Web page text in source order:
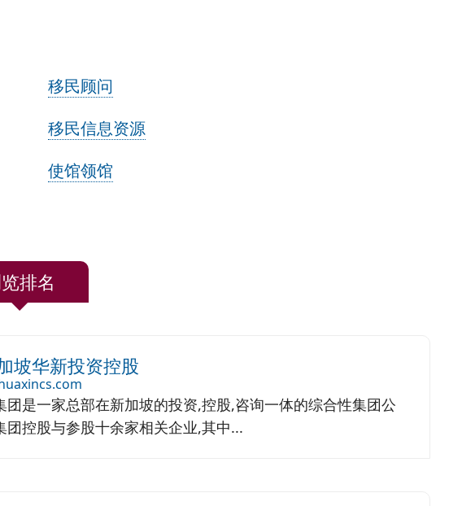
移民顾问
移民信息资源
使馆领馆
排名
坡华新投资控股
团是一家总部在新加坡的投资,控股,咨询一体的综合性集团公
团控股与参股十余家相关企业,其中...